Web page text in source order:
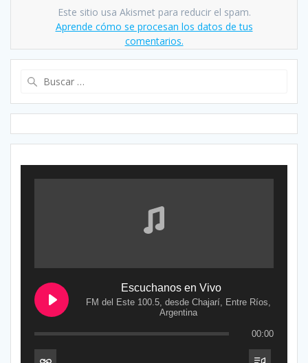
Este sitio usa Akismet para reducir el spam.
Aprende cómo se procesan los datos de tus
comentarios.
Escuchanos en Vivo
FM del Este 100.5, desde Chajarí, Entre Ríos,
Argentina
00:00